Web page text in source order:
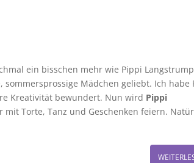
ein bisschen mehr wie Pippi
Mädchen geliebt. Ich habe
Kreativität bewundert. Nun wird Pippi
mit Torte, Tanz und Geschenken feiern.